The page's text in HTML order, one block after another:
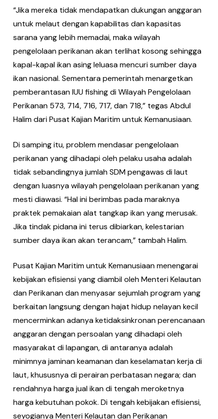
“Jika mereka tidak mendapatkan dukungan anggaran
untuk melaut dengan kapabilitas dan kapasitas
sarana yang lebih memadai, maka wilayah
pengelolaan perikanan akan terlihat kosong sehingga
kapal-kapal ikan asing leluasa mencuri sumber daya
ikan nasional. Sementara pemerintah menargetkan
pemberantasan IUU fishing di Wilayah Pengelolaan
Perikanan 573, 714, 716, 717, dan 718,” tegas Abdul
Halim dari Pusat Kajian Maritim untuk Kemanusiaan.
Di samping itu, problem mendasar pengelolaan
perikanan yang dihadapi oleh pelaku usaha adalah
tidak sebandingnya jumlah SDM pengawas di laut
dengan luasnya wilayah pengelolaan perikanan yang
mesti diawasi. “Hal ini berimbas pada maraknya
praktek pemakaian alat tangkap ikan yang merusak.
Jika tindak pidana ini terus dibiarkan, kelestarian
sumber daya ikan akan terancam,” tambah Halim.
Pusat Kajian Maritim untuk Kemanusiaan menengarai
kebijakan efisiensi yang diambil oleh Menteri Kelautan
dan Perikanan dan menyasar sejumlah program yang
berkaitan langsung dengan hajat hidup nelayan kecil
mencerminkan adanya ketidaksinkronan perencanaan
anggaran dengan persoalan yang dihadapi oleh
masyarakat di lapangan, di antaranya adalah
minimnya jaminan keamanan dan keselamatan kerja di
laut, khususnya di perairan perbatasan negara; dan
rendahnya harga jual ikan di tengah meroketnya
harga kebutuhan pokok. Di tengah kebijakan efisiensi,
seyogianya Menteri Kelautan dan Perikanan